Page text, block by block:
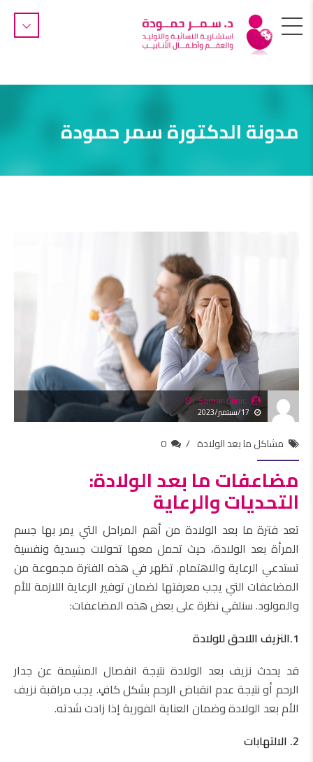
مدونة الدكتورة سمر حمودة
Dr Samar Clinic
17/سبتمبر/2023
مشاكل ما بعد الولادة 0
مضاعفات ما بعد الولادة:
التحديات والرعاية
تعد فترة ما بعد الولادة من أهم المراحل التي يمر بها جسم
المرأة بعد الولادة، حيث تحمل معها تحولات جسدية ونفسية
تستدعي الرعاية والاهتمام. تظهر في هذه الفترة مجموعة من
المضاعفات التي يجب معرفتها لضمان توفير الرعاية اللازمة للأم
والمولود. سنلقي نظرة على بعض هذه المضاعفات:
1.النزيف اللاحق للولادة
قد يحدث نزيف بعد الولادة نتيجة انفصال المشيمة عن جدار
الرحم أو نتيجة عدم انقباض الرحم بشكل كافٍ. يجب مراقبة نزيف
الأم بعد الولادة وضمان العناية الفورية إذا زادت شدته.
2. الالتهابات